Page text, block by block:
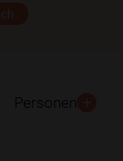
Personen